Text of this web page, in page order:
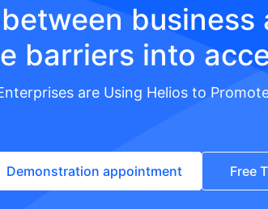
barriers into
are Using Helios to
Demonstration appointment Free